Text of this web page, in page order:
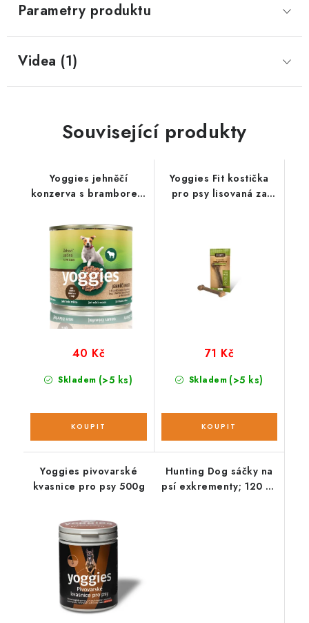
Parametry produktu
Videa (1)
Související produkty
Yoggies jehněčí
konzerva s bramborem
Skladem (>5 ks)
40 Kč
Yoggies Fit kostička
pro psy lisovaná za
Skladem (>5 ks)
71 Kč
Yoggies pivovarské
kvasnice pro psy 500g
Hunting Dog sáčky na
psí exkrementy; 120 ks